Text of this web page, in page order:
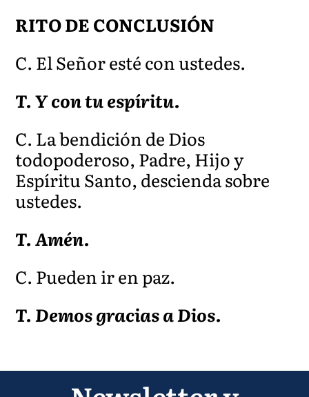
RITO DE CONCLUSIÓN
C. El Señoresté con ustedes.
T. Y con tu espíritu.
C. La bendición de Dios
todopoderoso, Padre, Hijo y
Espíritu Santo, descienda sobre
ustedes.
T. Amén.
C. Pueden ir en paz.
T. Demos gracias a Dios.